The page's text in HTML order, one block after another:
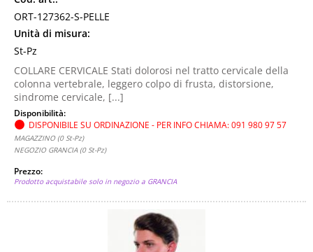
ORT-127362-S-PELLE
Unità di misura:
St-Pz
COLLARE CERVICALE Stati dolorosi nel tratto cervicale della
colonna vertebrale, leggero colpo di frusta, distorsione,
sindrome cervicale, [...]
Disponibilità:
DISPONIBILE SU ORDINAZIONE - PER INFO CHIAMA: 091 980 97 57
MAGAZZINO (0 St-Pz)
NEGOZIO GRANCIA (0 St-Pz)
Prezzo:
Prodotto acquistabile solo in negozio a GRANCIA